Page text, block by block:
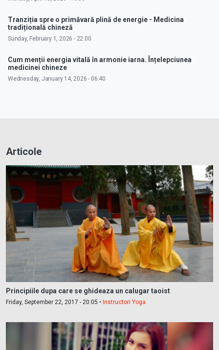
Tranziția spre o primăvară plină de energie - Medicina
tradițională chineză
Sunday, February 1, 2026 - 22:00
Cum menții energia vitală în armonie iarna. Înțelepciunea
medicinei chineze
Wednesday, January 14, 2026 - 06:40
Articole
Principiile dupa care se ghideaza un calugar taoist
Friday, September 22, 2017 - 20:05 • Instructori Yoga